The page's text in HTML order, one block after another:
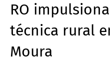
RO
técnica rural
Moura